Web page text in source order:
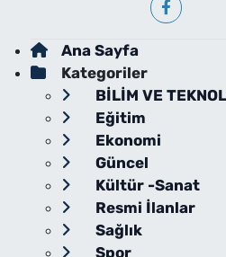
Ana Sayfa
Kategoriler
BİLİM VE
Eğitim
Ekonomi
Güncel
Kültür -Sanat
Resmi İlanlar
Sağlık
Spor